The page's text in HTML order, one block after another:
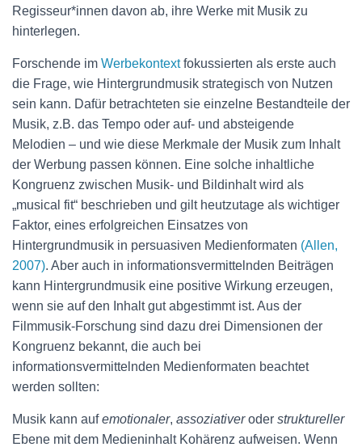
Regisseur*innen davon ab, ihre Werke mit Musik zu
hinterlegen.
Forschende im Werbekontextfokussierten als erste auch
die Frage, wie Hintergrundmusik strategisch von Nutzen
sein kann. Dafür betrachteten sie einzelne Bestandteile der
Musik, z.B. das Tempo oder auf- und absteigende
Melodien – und wie diese Merkmale der Musik zum Inhalt
der Werbung passen können. Eine solche inhaltliche
Kongruenz zwischen Musik- und Bildinhalt wird als
„musical fit“ beschrieben und gilt heutzutage als wichtiger
Faktor, eines erfolgreichen Einsatzes von
Hintergrundmusik in persuasiven Medienformaten (Allen,
2007). Aber auch in informationsvermittelnden Beiträgen
kann Hintergrundmusik eine positive Wirkung erzeugen,
wenn sie auf den Inhalt gut abgestimmt ist. Aus der
Filmmusik-Forschung sind dazu drei Dimensionen der
Kongruenz bekannt, die auch bei
informationsvermittelnden Medienformaten beachtet
werden sollten:
Musik kann aufemotionaler, assoziativeroder struktureller
Ebene mit dem Medieninhalt Kohärenz aufweisen. Wenn